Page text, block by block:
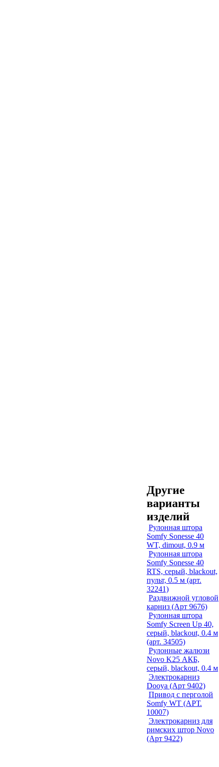
Другие
варианты
изделий
Рулонная штора
Somfy Sonesse 40
WT, dimout, 0.9 м
Рулонная штора
Somfy Sonesse 40
RTS, серый, blackout,
пульт, 0.5 м (арт.
32241)
Раздвижной угловой
карниз (Арт 9676)
Рулонная штора
Somfy Screen Up 40,
серый, blackout, 0.4 м
(арт. 34505)
Рулонные жалюзи
Novo K25 АКБ,
серый, blackout, 0.4 м
Электрокарниз
Dooya (Арт 9402)
Привод с перголой
Somfy WT (АРТ.
10007)
Электрокарниз для
римских штор Novo
(Арт 9422)